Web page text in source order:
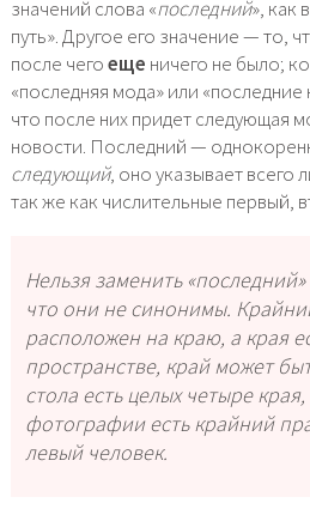
значений слова «последний», как
путь». Другое его значение — то,
после чегоеще ничего не было;
«последняя мода» или
что после них придет следующая
новости. Последний —
следующий, оно указывает всего
так же как числительные первый,
Нельзя заменить
что они не синонимы.
расположен на краю, а края
пространстве, край может
стола есть целых четыре
фотографии есть крайний
левый человек.